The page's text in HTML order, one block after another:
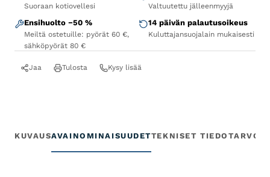
Suoraan kotiovellesi Valtuutettu jälleenmyyjä
Ensihuolto −50 %
Meiltä ostetuille: pyörät 60 €,
sähköpyörät 80 €
14 päivän palautusoikeus
Kuluttajansuojalain mukaisesti
Jaa Tulosta Kysy lisää
KUVAUSAVAINOMINAISUUDETTEKNISET TIEDOT